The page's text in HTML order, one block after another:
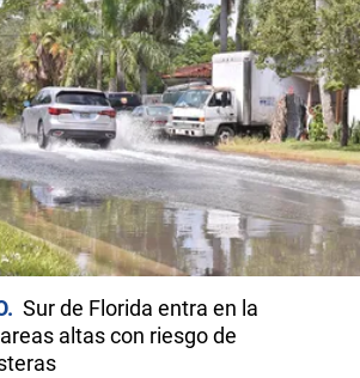
Sur de Florida entra en la
altas con riesgo de